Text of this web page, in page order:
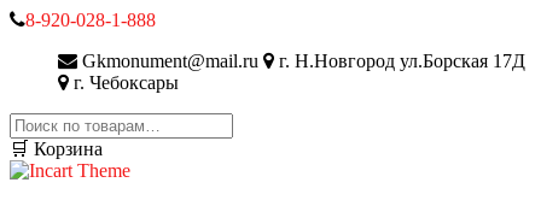
8-920-028-1-888
Gkmonument@mail.ru
г. Н.Новгород ул.Борская 17Д
г. Чебоксары
Искать:
🛒 Корзина